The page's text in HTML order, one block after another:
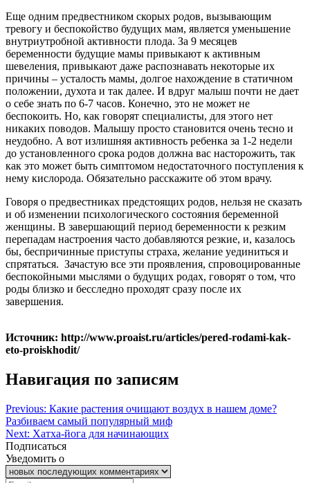
Еще одним предвестником скорых родов, вызывающим
тревогу и беспокойство будущих мам, является уменьшение
внутриутробной активности плода. За 9 месяцев
беременности будущие мамы привыкают к активным
шевеления, привыкают даже распознавать некоторые их
причины – усталость мамы, долгое нахождение в статичном
положении, духота и так далее. И вдруг малыш почти не дает
о себе знать по 6-7 часов. Конечно, это не может не
беспокоить. Но, как говорят специалисты, для этого нет
никаких поводов. Малышу просто становится очень тесно и
неудобно. А вот излишняя активность ребенка за 1-2 недели
до установленного срока родов должна вас насторожить, так
как это может быть симптомом недостаточного поступления к
нему кислорода. Обязательно расскажите об этом врачу.
Говоря о предвестниках предстоящих родов, нельзя не сказать
и об изменении психологического состояния беременной
женщины. В завершающий период беременности к резким
перепадам настроения часто добавляются резкие, и, казалось
бы, беспричинные приступы страха, желание уединиться и
спрятаться. Зачастую все эти проявления, спровоцированные
беспокойными мыслями о будущих родах, говорят о том, что
роды близко и бесследно проходят сразу после их
завершения.
Источник: http://www.proaist.ru/articles/pered-rodami-kak-
eto-proiskhodit/
Навигация по записям
Previous: Какие растения очищают воздух в нашем доме?
Разбиваем самый популярный миф
Next: Хатха-йога для начинающих
Подписаться
Уведомить о